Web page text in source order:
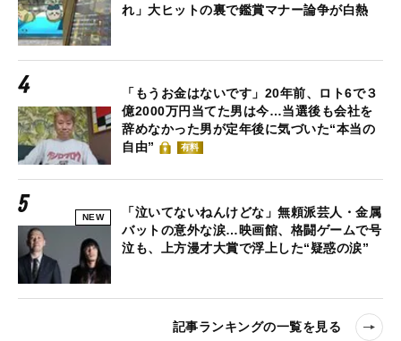
れ」大ヒットの裏で鑑賞マナー論争が白熱
「もうお金はないです」20年前、ロト6で３
億2000万円当てた男は今…当選後も会社を
辞めなかった男が定年後に気づいた“本当の
自由”
有料
NEW
「泣いてないねんけどな」無頼派芸人・金属
バットの意外な涙…映画館、格闘ゲームで号
泣も、上方漫才大賞で浮上した“疑惑の涙”
記事ランキングの一覧を見る